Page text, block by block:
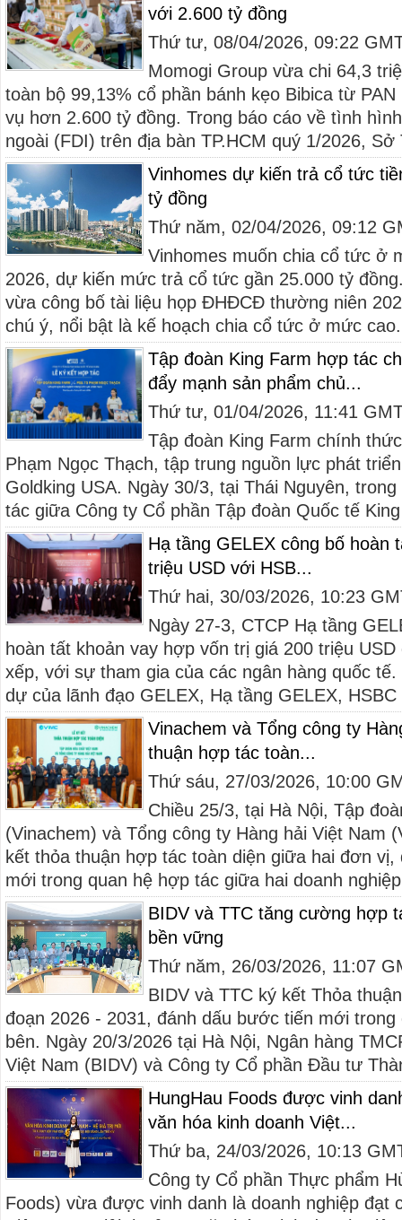
với 2.600 tỷ đồng
Thứ tư, 08/04/2026, 09:22
Momogi Group vừa chi 64,3
toàn bộ 99,13% cổ phần bánh kẹo Bibica từ
vụ hơn 2.600 tỷ đồng. Trong báo cáo về tình
ngoài (FDI) trên địa bàn TP.HCM quý 1/2026,
Vinhomes dự kiến trả cổ tức
tỷ đồng
Thứ năm, 02/04/2026, 09:12
Vinhomes muốn chia cổ tức ở
2026, dự kiến mức trả cổ tức gần 25.000 tỷ
vừa công bố tài liệu họp ĐHĐCĐ thường niên
chú ý, nổi bật là kế hoạch chia cổ tức ở mức
Tập đoàn King Farm hợp tác
đẩy mạnh sản phẩm chủ...
Thứ tư, 01/04/2026, 11:41
Tập đoàn King Farm chính
Phạm Ngọc Thạch, tập trung nguồn lực phát
Goldking USA. Ngày 30/3, tại Thái Nguyên,
tác giữa Công ty Cổ phần Tập đoàn Quốc tế
Hạ tầng GELEX công bố hoàn
triệu USD với HSB...
Thứ hai, 30/03/2026, 10:23
Ngày 27-3, CTCP Hạ tầng
hoàn tất khoản vay hợp vốn trị giá 200 triệu
xếp, với sự tham gia của các ngân hàng quốc
dự của lãnh đạo GELEX, Hạ tầng GELEX,
Vinachem và Tổng công ty
thuận hợp tác toàn...
Thứ sáu, 27/03/2026, 10:00
Chiều 25/3, tại Hà Nội, Tập
(Vinachem) và Tổng công ty Hàng hải Việt Nam
kết thỏa thuận hợp tác toàn diện giữa hai đơn
mới trong quan hệ hợp tác giữa hai doanh
BIDV và TTC tăng cường hợp
bền vững
Thứ năm, 26/03/2026, 11:07
BIDV và TTC ký kết Thỏa
đoạn 2026 - 2031, đánh dấu bước tiến mới
bên. Ngày 20/3/2026 tại Hà Nội, Ngân hàng
Việt Nam (BIDV) và Công ty Cổ phần Đầu tư
HungHau Foods được vinh
văn hóa kinh doanh Việt...
Thứ ba, 24/03/2026, 10:13
Công ty Cổ phần Thực phẩm
Foods) vừa được vinh danh là doanh nghiệp đạt